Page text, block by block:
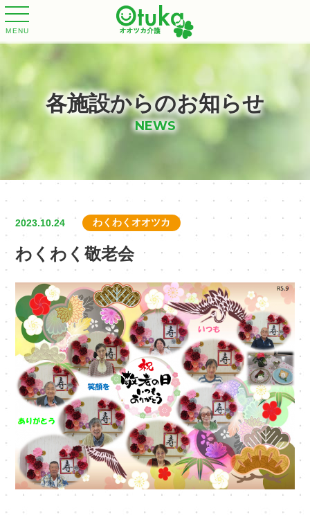
MENU
各施設からのお知らせ
NEWS
2023.10.24 わくわくオオツカ
わくわく敬老会